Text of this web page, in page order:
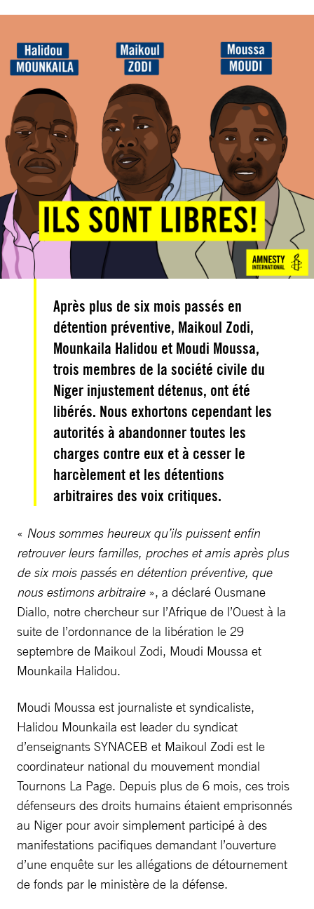
Après plus de six mois passés en
détention préventive, Maikoul Zodi,
Mounkaila Halidou et Moudi Moussa,
trois membres de la société civile du
Niger injustement détenus, ont été
libérés. Nous exhortons cependant les
autorités à abandonner toutes les
charges contre eux et à cesser le
harcèlement et les détentions
arbitraires des voix critiques.
« Nous sommes heureux qu’ils puissent enfin
retrouver leurs familles, proches et amis après plus
de six mois passés en détention préventive, que
nous estimons arbitraire », a déclaré Ousmane
Diallo, notre chercheur sur l’Afrique de l’Ouest à la
suite de l’ordonnance de la libération le 29
septembre de Maikoul Zodi, Moudi Moussa et
Mounkaila Halidou.
Moudi Moussa est journaliste et syndicaliste,
Halidou Mounkaila est leader du syndicat
d’enseignants SYNACEB et Maikoul Zodi est le
coordinateur national du mouvement mondial
Tournons La Page. Depuis plus de 6 mois, ces trois
défenseurs des droits humains étaient emprisonnés
au Niger pour avoir simplement participé à des
manifestations pacifiques demandant l’ouverture
d’une enquête sur les allégations de détournement
de fonds par le ministère de la défense.